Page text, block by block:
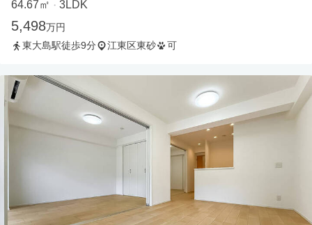
64.67㎡ ・ 3LDK
5,498万円
東大島駅徒歩9分
江東区東砂 可